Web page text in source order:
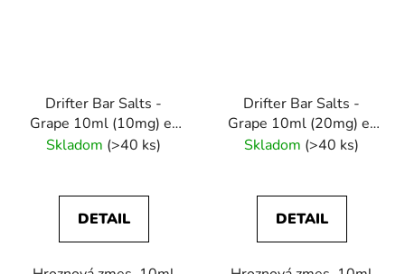
Drifter Bar Salts -
Grape 10ml (10mg) e-
liquid
Skladom (>40 ks)
DETAIL
Drifter Bar Salts -
Grape 10ml (20mg) e-
liquid
Skladom (>40 ks)
DETAIL